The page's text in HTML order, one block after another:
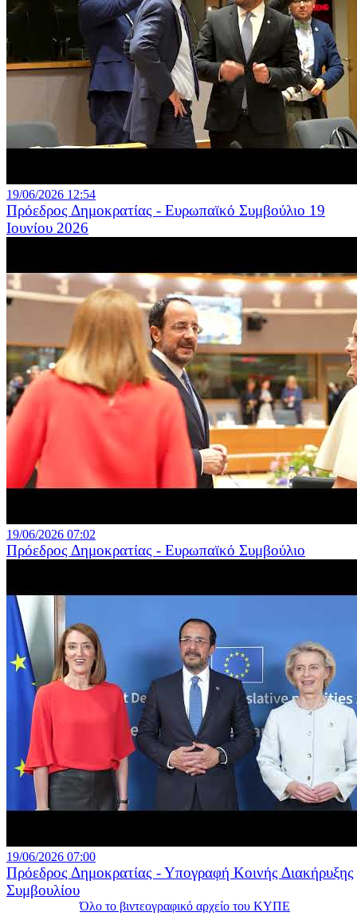
19/06/2026 12:54
Πρόεδρος Δημοκρατίας - Ευρωπαϊκό Συμβούλιο 19
Ιουνίου 2026
19/06/2026 07:02
Πρόεδρος Δημοκρατίας - Ευρωπαϊκό Συμβούλιο
19/06/2026 07:00
Πρόεδρος Δημοκρατίας - Υπογραφή Κοινής Διακήρυξης
Συμβουλίου
Όλο το βιντεογραφικό αρχείο του ΚΥΠΕ